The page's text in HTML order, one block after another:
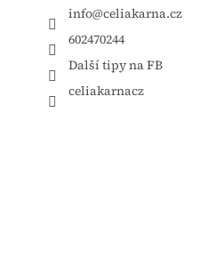
info@celiakarna.cz
602470244
Další tipy na FB
celiakarnacz